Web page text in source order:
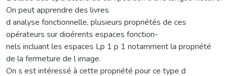
On peut apprendre des livres
d analyse fonctionnelle, plusieurs propriétés de ces
opérateurs sur di¤érents espaces fonction-
nels incluant les espaces Lp 1 p 1 notamment la propriété
de la fermeture de l image.
On s est intéressé à cette propriété pour ce type d